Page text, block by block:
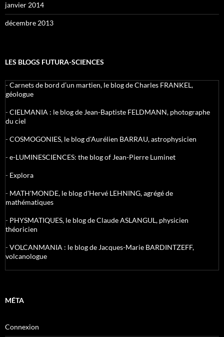
janvier 2014
décembre 2013
LES BLOGS FUTURA-SCIENCES
-Carnets de bord d’un martien, le blog de Charles FRANKEL,
géologue
-CIELMANIA : le blog de Jean-Baptiste FELDMANN, photographe
du ciel
-COSMOGONIES, le blog d'Aurélien BARRAU, astrophysicien
-e-LUMINESCIENCES: the blog of Jean-Pierre Luminet
- Explora
- MATH'MONDE, le blog d'Hervé LEHNING, agrégé de
mathématiques
- PHYSMATIQUES, le blog de Claude ASLANGUL, physicien
théoricien
-VOLCANMANIA : le blog de Jacques-Marie BARDINTZEFF,
volcanologue
MÉTA
Connexion